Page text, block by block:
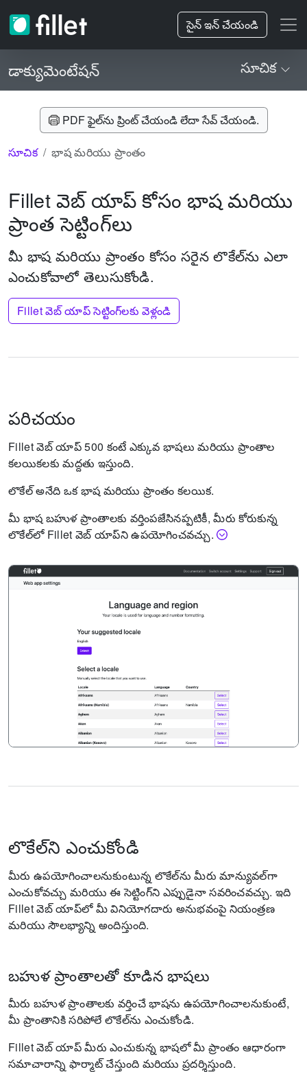
సైన్ ఇన్ చేయండి
డాక్యుమెంటేషన్ సూచిక
PDF ఫైల్‌ను ప్రింట్ చేయండి లేదా సేవ్ చేయండి.
సూచిక భాష మరియు ప్రాంతం
Fillet వెబ్ యాప్ కోసం భాష మరియు
ప్రాంత సెట్టింగ్‌లు
మీ భాష మరియు ప్రాంతం కోసం సరైన లొకేల్‌ను ఎలా
ఎంచుకోవాలో తెలుసుకోండి.
Fillet వెబ్ యాప్ సెట్టింగ్‌లకు వెళ్లండి
పరిచయం
Fillet వెబ్ యాప్ 500 కంటే ఎక్కువ భాషలు మరియు ప్రాంతాల
కలయికలకు మద్దతు ఇస్తుంది.
లొకేల్ అనేది ఒక భాష మరియు ప్రాంతం కలయిక.
మీ భాష బహుళ ప్రాంతాలకు వర్తింపజేసినప్పటికీ, మీరు కోరుకున్న
లొకేల్‌లో Fillet వెబ్ యాప్‌ని ఉపయోగించవచ్చు.
లొకేల్‌ని ఎంచుకోండి
మీరు ఉపయోగించాలనుకుంటున్న లొకేల్‌ను మీరు మాన్యువల్‌గా
ఎంచుకోవచ్చు మరియు ఈ సెట్టింగ్‌ని ఎప్పుడైనా సవరించవచ్చు. ఇది
Fillet వెబ్ యాప్‌లో మీ వినియోగదారు అనుభవంపై నియంత్రణ
మరియు సౌలభ్యాన్ని అందిస్తుంది.
బహుళ ప్రాంతాలతో కూడిన భాషలు
మీరు బహుళ ప్రాంతాలకు వర్తించే భాషను ఉపయోగించాలనుకుంటే,
మీ ప్రాంతానికి సరిపోలే లొకేల్‌ను ఎంచుకోండి.
Fillet వెబ్ యాప్ మీరు ఎంచుకున్న భాషలో మీ ప్రాంతం ఆధారంగా
సమాచారాన్ని ఫార్మాట్ చేస్తుంది మరియు ప్రదర్శిస్తుంది.